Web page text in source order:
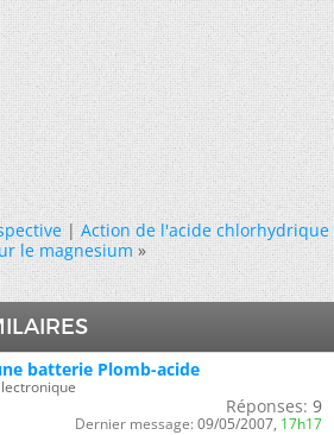
|Action de l'acide chlorhydrique
le magnesium »
batterie Plomb-acide
Réponses: 9
Dernier message: 09/05/2007, 17h17